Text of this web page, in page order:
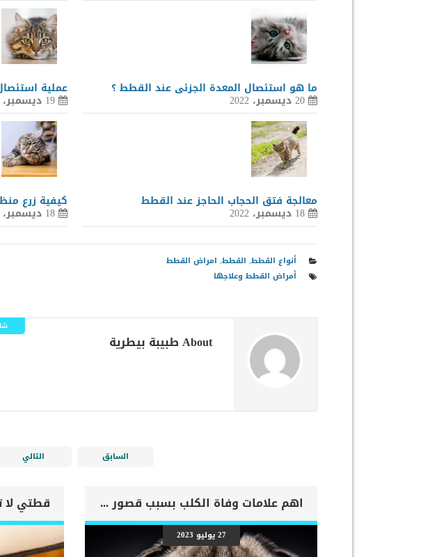
ما هو استئصال المعدة الجزئى عند القطط ؟
20 ديسمبر، 2022
عملية
19 ديسمبر، 2022
معالجة فتق الحجاب الحاجز عند القطط
18 ديسمبر، 2022
كيفية زرع
18 ديسمبر، 2022
أنواع القطط, القطط, امراض القطط
أمراض القطط وعلاجها
About طبيبة بيطرية
السابق التالي
اهم علامات وفاة الكلب بسبب قصور القلب الاحتقانى
27 يوليو 2023